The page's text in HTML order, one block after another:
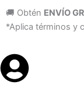
contenido
🚚 Obtén ENVÍO
*Aplica términos y